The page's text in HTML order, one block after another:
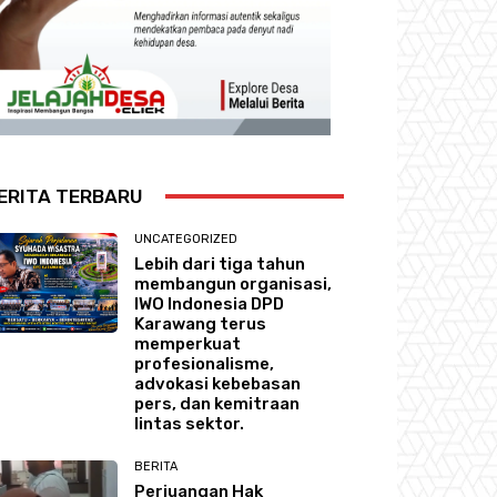
TERBARU
UNCATEGORIZED
Lebih dari tiga tahun
membangun organisasi,
IWO Indonesia DPD
Karawang terus
memperkuat
profesionalisme,
advokasi kebebasan
pers, dan kemitraan
lintas sektor.
BERITA
Perjuangan Hak